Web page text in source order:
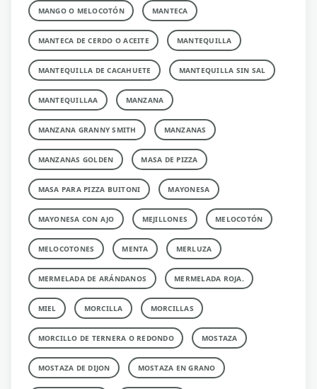
MANGO O MELOCOTÓN MANTECA
MANTECA DE CERDO O ACEITE MANTEQUILLA
MANTEQUILLA DE CACAHUETE MANTEQUILLA SIN SAL
MANTEQUILLAA MANZANA
MANZANA GRANNY SMITH MANZANAS
MANZANAS GOLDEN MASA DE PIZZA
MASA PARA PIZZA BUITONI MAYONESA
MAYONESA CON AJO MEJILLONES MELOCOTÓN
MELOCOTONES MENTA MERLUZA
MERMELADA DE ARÁNDANOS MERMELADA ROJA.
MIEL MORCILLA MORCILLAS
MORCILLO DE TERNERA O REDONDO MOSTAZA
MOSTAZA DE DIJON MOSTAZA EN GRANO